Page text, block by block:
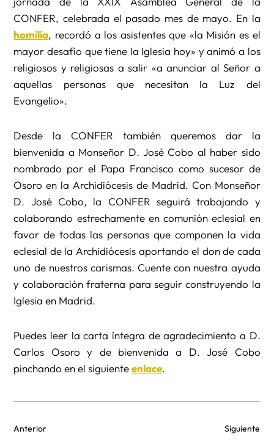
CONFER, celebrada el pasado mes de mayo. En la
homilía, recordó a los asistentes que «la Misión es el
mayor desafío que tiene la Iglesia hoy» y animó a los
religiosos y religiosas a salir «a anunciar al Señor a
aquellas personas que necesitan la Luz del
Evangelio».
Desde la CONFER también queremos dar la
bienvenida a Monseñor D. José Cobo al haber sido
nombrado por el Papa Francisco como sucesor de
Osoro en la Archidiócesis de Madrid. Con Monseñor
D. José Cobo, la CONFER seguirá trabajando y
colaborando estrechamente en comunión eclesial en
favor de todas las personas que componen la vida
eclesial de la Archidiócesis aportando el don de cada
uno de nuestros carismas. Cuente con nuestra ayuda
y colaboración fraterna para seguir construyendo la
Iglesia en Madrid.
Puedes leer la carta íntegra de agradecimiento a D.
Carlos Osoro y de bienvenida a D. José Cobo
pinchando en el siguienteenlace.
Anterior Siguiente